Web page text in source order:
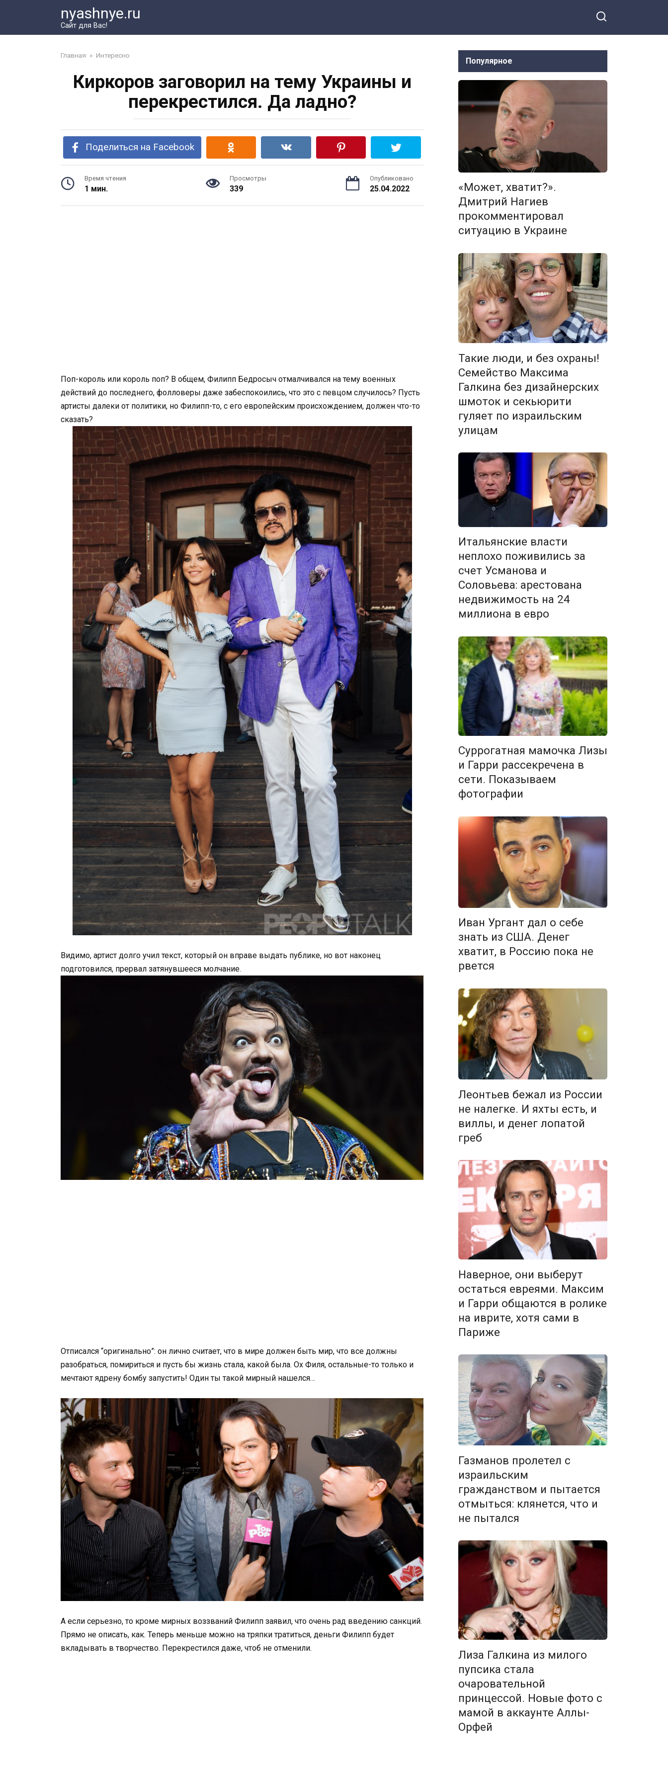
nyashnye.ru
Сайт для Вас!
Главная » Интересно
Киркоров заговорил на тему Украины и
перекрестился. Да ладно?
Поделиться на Facebook
Время чтения
1 мин.
Просмотры
339
Опубликовано
25.04.2022
Поп-король или король поп? В общем, Филипп Бедросыч отмалчивался на тему военных
действий до последнего, фолловеры даже забеспокоились, что это с певцом случилось? Пусть
артисты далеки от политики, но Филипп-то, с его европейским происхождением, должен что-то
сказать?
Видимо, артист долго учил текст, который он вправе выдать публике, но вот наконец
подготовился, прервал затянувшееся молчание.
Отписался “оригинально”: он лично считает, что в мире должен быть мир, что все должны
разобраться, помириться и пусть бы жизнь стала, какой была. Ох Филя, остальные-то только и
мечтают ядрену бомбу запустить! Один ты такой мирный нашелся…
А если серьезно, то кроме мирных воззваний Филипп заявил, что очень рад введению санкций.
Прямо не описать, как. Теперь меньше можно на тряпки тратиться, деньги Филипп будет
вкладывать в творчество. Перекрестился даже, чтоб не отменили.
Популярное
«Может, хватит?».
Дмитрий Нагиев
прокомментировал
ситуацию в Украине
Такие люди, и без охраны!
Семейство Максима
Галкина без дизайнерских
шмоток и секьюрити
гуляет по израильским
улицам
Итальянские власти
неплохо поживились за
счет Усманова и
Соловьева: арестована
недвижимость на 24
миллиона в евро
Суррогатная мамочка Лизы
и Гарри рассекречена в
сети. Показываем
фотографии
Иван Ургант дал о себе
знать из США. Денег
хватит, в Россию пока не
рвется
Леонтьев бежал из России
не налегке. И яхты есть, и
виллы, и денег лопатой
греб
Наверное, они выберут
остаться евреями. Максим
и Гарри общаются в ролике
на иврите, хотя сами в
Париже
Газманов пролетел с
израильским
гражданством и пытается
отмыться: клянется, что и
не пытался
Лиза Галкина из милого
пупсика стала
очаровательной
принцессой. Новые фото с
мамой в аккаунте Аллы-
Орфей